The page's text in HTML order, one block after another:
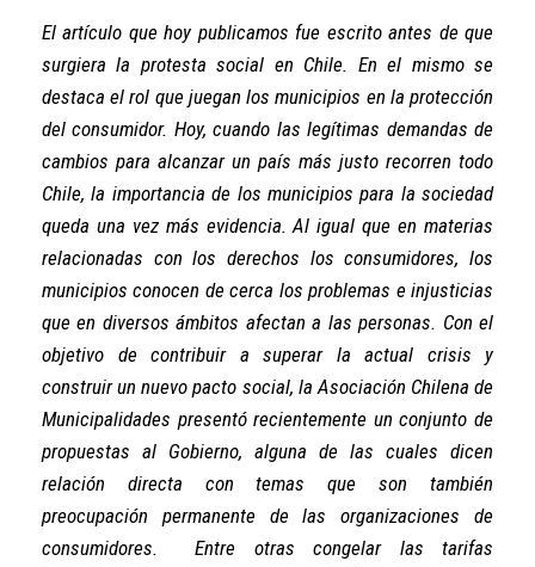
Publicado en07/11/2019porWilson Fredy Sanhueza Chandía
El artículo que hoy publicamos fue escrito antes de que
surgiera la protesta social en Chile. En el mismo se
destaca el rol que juegan los municipios en la protección
del consumidor. Hoy, cuando las legítimas demandas de
cambios para alcanzar un país más justo recorren todo
Chile, la importancia de los municipios para la sociedad
queda una vez más evidencia. Al igual que en materias
relacionadas con los derechos los consumidores, los
municipios conocen de cerca los problemas e injusticias
que en diversos ámbitos afectan a las personas. Con el
objetivo de contribuir a superar la actual crisis y
construir un nuevo pacto social, la Asociación Chilena de
Municipalidades presentó recientemente un conjunto de
propuestas al Gobierno, alguna de las cuales dicen
relación directa con temas que son también
preocupación permanente de las organizaciones de
consumidores. Entre otras congelar las tarifas